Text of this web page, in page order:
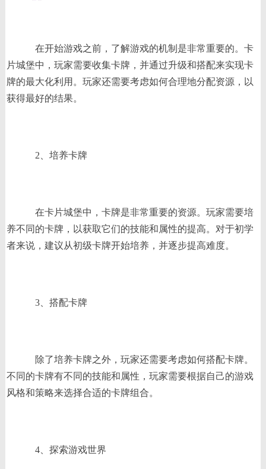
在开始游戏之前，了解游戏的机制是非常重要的。卡
片城堡中，玩家需要收集卡牌，并通过升级和搭配来实现卡
牌的最大化利用。玩家还需要考虑如何合理地分配资源，以
获得最好的结果。
2、培养卡牌
在卡片城堡中，卡牌是非常重要的资源。玩家需要培
养不同的卡牌，以获取它们的技能和属性的提高。对于初学
者来说，建议从初级卡牌开始培养，并逐步提高难度。
3、搭配卡牌
除了培养卡牌之外，玩家还需要考虑如何搭配卡牌。
不同的卡牌有不同的技能和属性，玩家需要根据自己的游戏
风格和策略来选择合适的卡牌组合。
4、探索游戏世界